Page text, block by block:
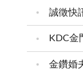
誠徵快